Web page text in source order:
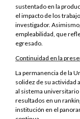
sustentado en la
el impacto de los
investigador.
empleabilidad, que
egresado.
Continuidad en la
La permanencia de la
solidez de su actividad
al sistema universitario
resultados en un
institución en el